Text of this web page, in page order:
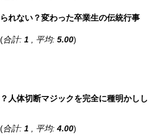
れない？変わった卒業生の伝統行事
(合計: 1 , 平均: 5.00)
人体切断マジックを完全に種明かしし
(合計: 1 , 平均: 4.00)